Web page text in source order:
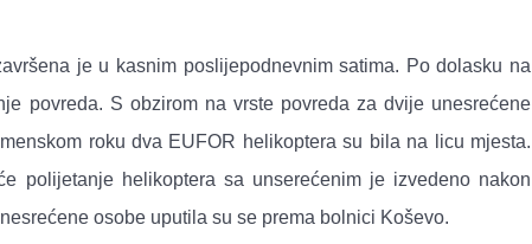
je u kasnim poslijepodnevnim satima. Po dolasku na
povreda. S obzirom na vrste povreda za dvije unesrećene
roku dva EUFOR helikoptera su bila na licu mjesta.
polijetanje helikoptera sa unserećenim je izvedeno nakon
osobe uputila su se prema bolnici Koševo.